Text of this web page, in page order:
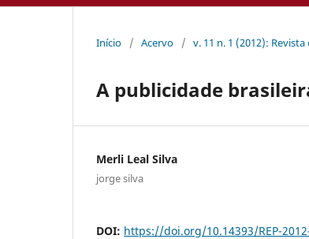
Início / Acervo / v. 11 n. 1 (2012):
A publicidade
Merli Leal Silva
jorge silva
DOI: https://doi.org/10.14393/REP-